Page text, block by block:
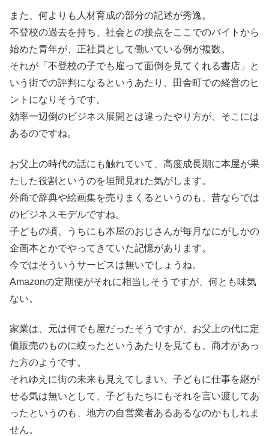
また、何よりも人材育成の部分の記述が秀逸。
不登校の過去を持ち、社会との接点をここでのバイトから
始めた青年が、正社員として働いている例が複数。
それが「不登校の子でも雇って面倒を見てくれる書店」と
いう街での評判になるというあたり、田舎町での経営のヒ
ントになりそうです。
効率一辺倒のビジネス展開とは違ったやり方が、そこには
あるのですね。
お父上の時代の話にも触れていて、高度成長期に本屋が果
たした役割というのを垣間見れた気がします。
外商で辞典や絵画集を売りまくるというのも、昔ならでは
のビジネスモデルですね。
子どもの頃、うちにも本屋のおじさんが毎月なにがしかの
企画本とかでやってきていた記憶があります。
今ではそういうサービスは無いでしょうね。
Amazonの定期便がそれに相当しそうですが、何とも味気
ない。
家業は、元は何でも屋だったそうですが、お父上の代に定
価販売のものに絞ったというあたりを見ても、商才があっ
た方のようです。
それゆえに街の未来も見えてしまい、子どもに仕事を継が
せる気は無いとして、子どもたちにもそれを言い渡してあ
ったというのも、地方の自営業者あるあるなのかもしれま
せん。